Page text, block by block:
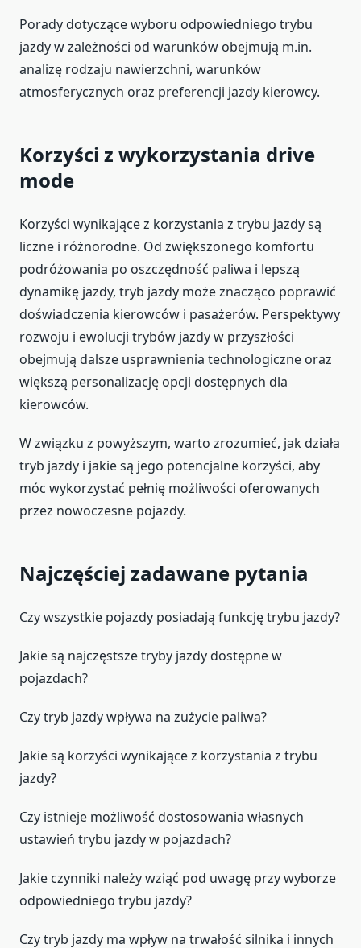
Porady dotyczące wyboru odpowiedniego trybu
jazdy w zależności od warunków obejmują m.in.
analizę rodzaju nawierzchni, warunków
atmosferycznych oraz preferencji jazdy kierowcy.
Korzyści z wykorzystania drive
mode
Korzyści wynikające z korzystania z trybu jazdy są
liczne i różnorodne. Od zwiększonego komfortu
podróżowania po oszczędność paliwa i lepszą
dynamikę jazdy, tryb jazdy może znacząco poprawić
doświadczenia kierowców i pasażerów. Perspektywy
rozwoju i ewolucji trybów jazdy w przyszłości
obejmują dalsze usprawnienia technologiczne oraz
większą personalizację opcji dostępnych dla
kierowców.
W związku z powyższym, warto zrozumieć, jak działa
tryb jazdy i jakie są jego potencjalne korzyści, aby
móc wykorzystać pełnię możliwości oferowanych
przez nowoczesne pojazdy.
Najczęściej zadawane pytania
Czy wszystkie pojazdy posiadają funkcję trybu jazdy?
Jakie są najczęstsze tryby jazdy dostępne w
pojazdach?
Czy tryb jazdy wpływa na zużycie paliwa?
Jakie są korzyści wynikające z korzystania z trybu
jazdy?
Czy istnieje możliwość dostosowania własnych
ustawień trybu jazdy w pojazdach?
Jakie czynniki należy wziąć pod uwagę przy wyborze
odpowiedniego trybu jazdy?
Czy tryb jazdy ma wpływ na trwałość silnika i innych